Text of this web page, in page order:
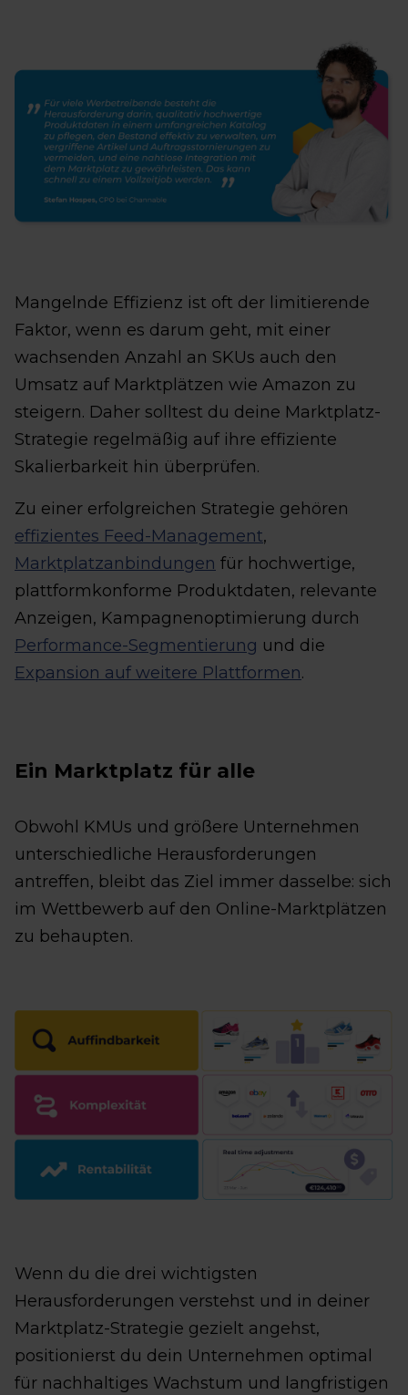
Mangelnde Effizienz ist oft der limitierende
Faktor, wenn es darum geht, mit einer
wachsenden Anzahl an SKUs auch den
Umsatz auf Marktplätzen wie Amazon zu
steigern. Daher solltest du deine Marktplatz-
Strategie regelmäßig auf ihre effiziente
Skalierbarkeit hin überprüfen.
Zu einer erfolgreichen Strategie gehören
effizientes Feed-Management,
Marktplatzanbindungen für hochwertige,
plattformkonforme Produktdaten, relevante
Anzeigen, Kampagnenoptimierung durch
Performance-Segmentierung und die
Expansion auf weitere Plattformen.
Ein Marktplatz für alle
Obwohl KMUs und größere Unternehmen
unterschiedliche Herausforderungen
antreffen, bleibt das Ziel immer dasselbe: sich
im Wettbewerb auf den Online-Marktplätzen
zu behaupten.
Wenn du die drei wichtigsten
Herausforderungen verstehst und in deiner
Marktplatz-Strategie gezielt angehst,
positionierst du dein Unternehmen optimal
für nachhaltiges Wachstum und langfristigen